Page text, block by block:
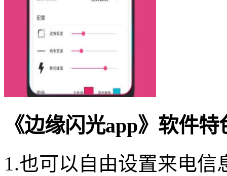
《边缘闪光app》软件特
1.也可以自由设置来电